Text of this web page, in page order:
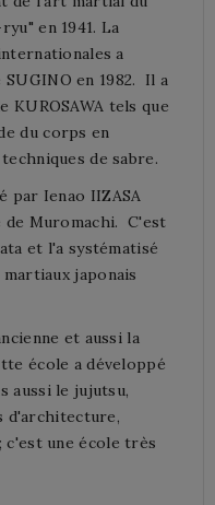
en 1941. La
a
en 1982. Il a
KUROSAWA tels que
du corps en
de sabre.
par Ienao IIZASA
de Muromachi. C'est
et l'a systématisé
japonais
et aussi la
école a développé
aussi le jujutsu,
d'architecture,
une école très